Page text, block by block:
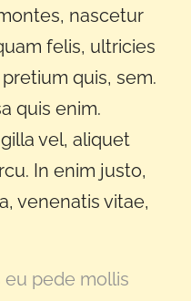
nascetur
felis, ultricies
quis, sem.
quis enim.
vel, aliquet
In enim justo,
venenatis vitae,
pede mollis